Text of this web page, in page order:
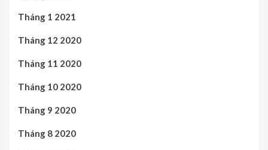
Tháng 1 2021
Tháng 12 2020
Tháng 11 2020
Tháng 10 2020
Tháng 9 2020
Tháng 8 2020